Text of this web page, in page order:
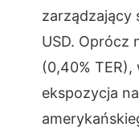
zarządzający
USD. Oprócz
(0,40%
ekspozycja